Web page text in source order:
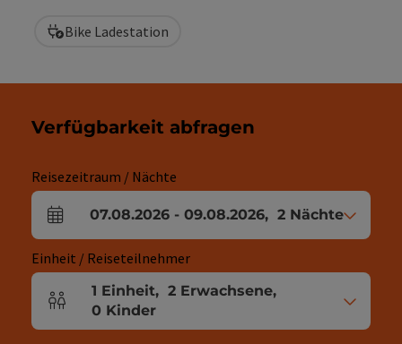
Bike Ladestation
Verfügbarkeit abfragen
Reisezeitraum / Nächte
An- und Abreisefelder
07.08.2026 - 09.08.2026, 2 Nächte
Einheit / Reiseteilnehmer
Einheitenanzahl und Personenfelder
1 Einheit, 2 Erwachsene,
0 Kinder